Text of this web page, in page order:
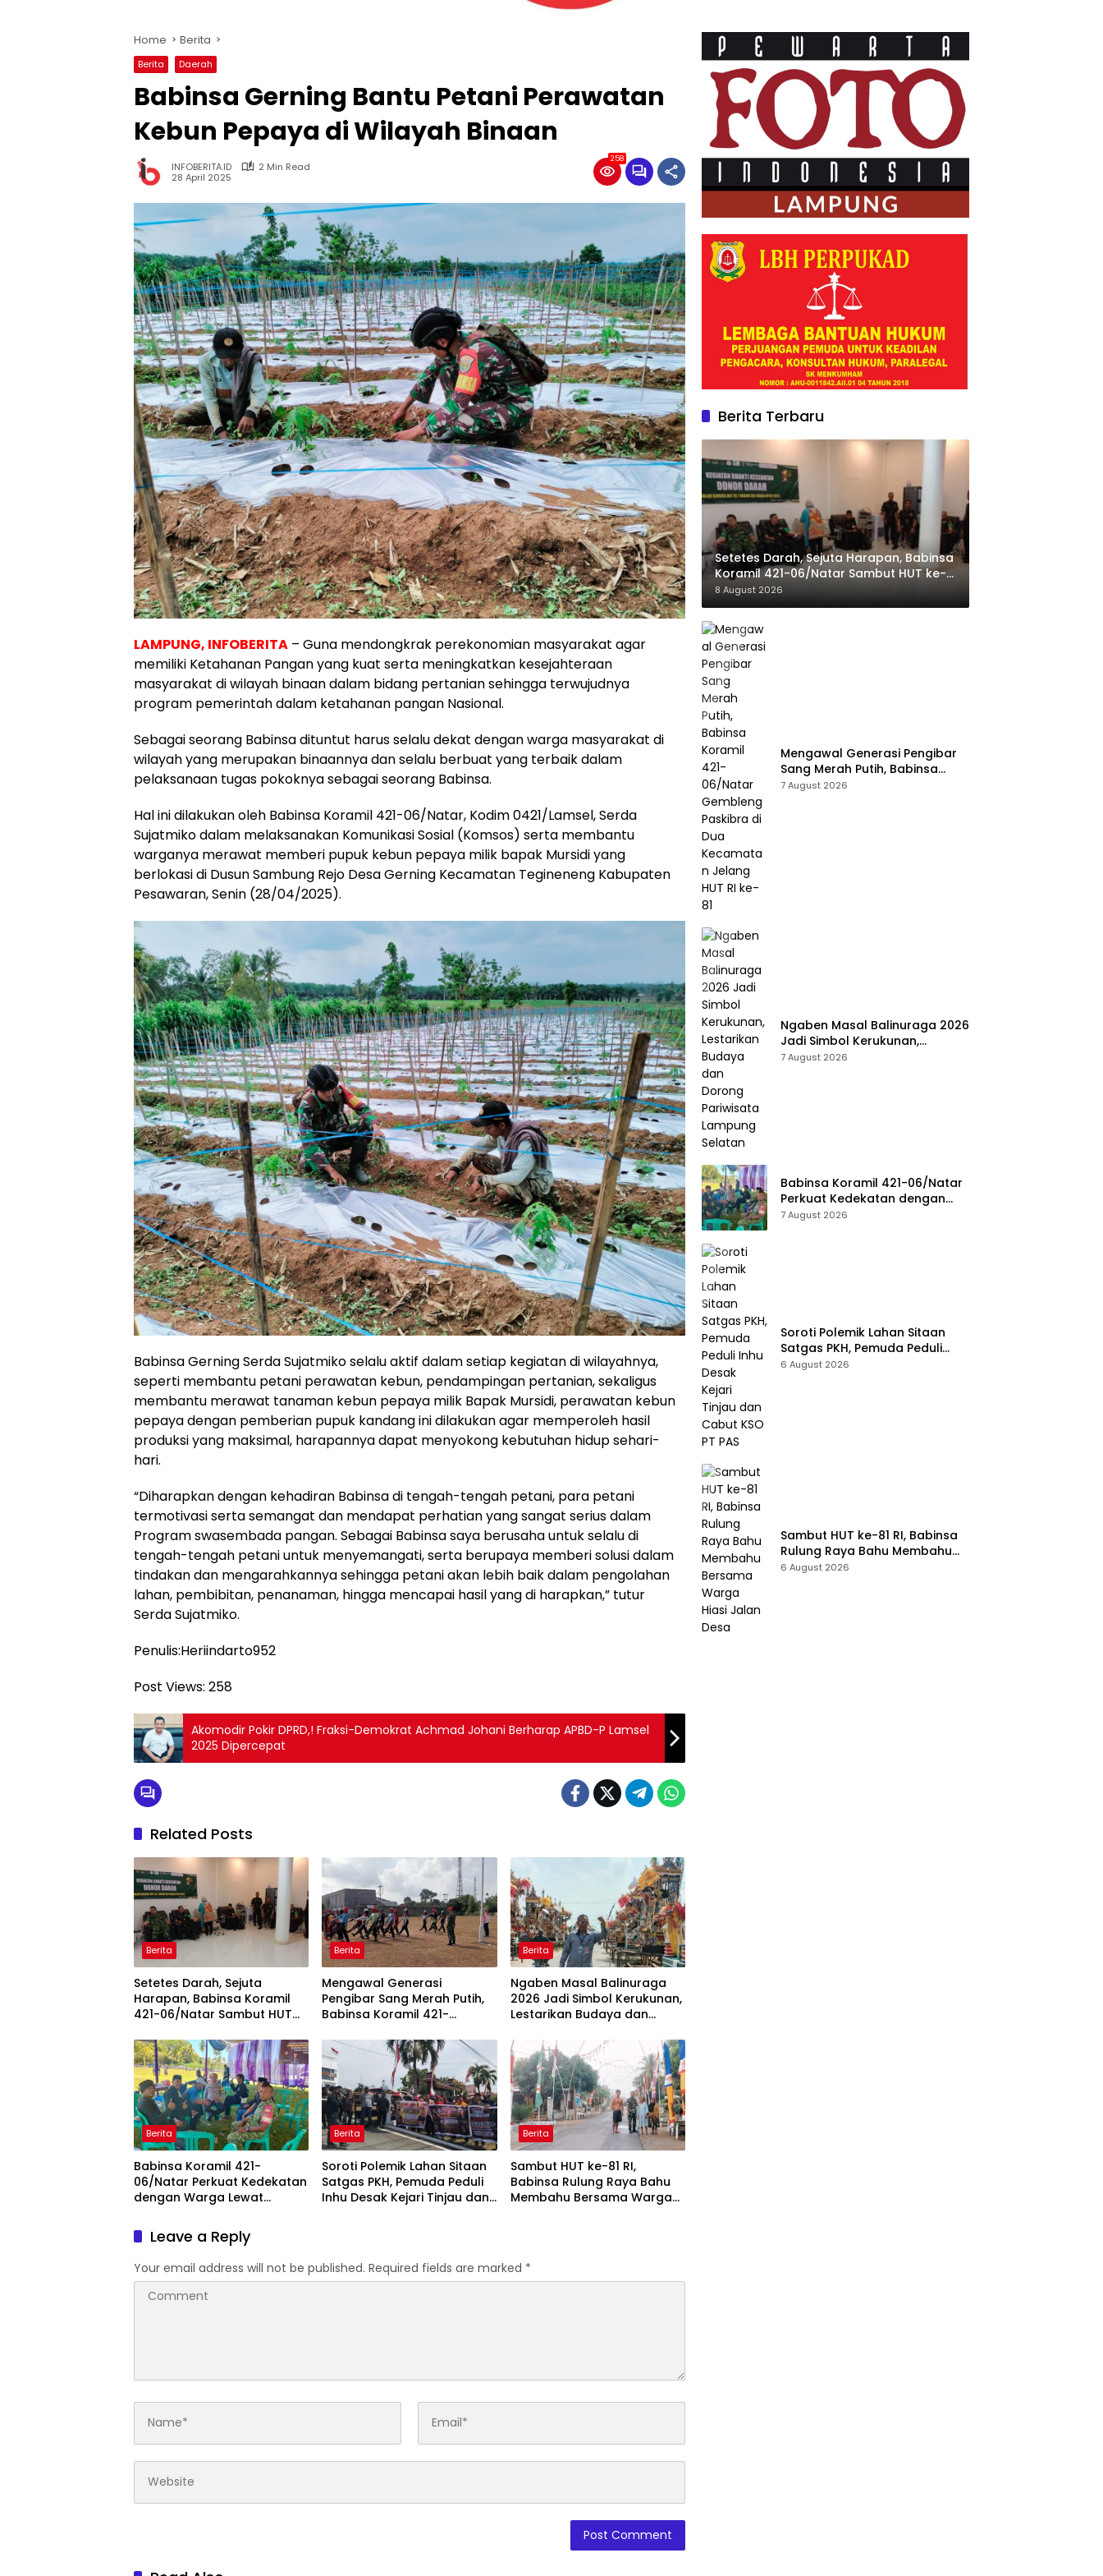
Home Berita
Berita Daerah
Babinsa Gerning Bantu Petani Perawatan
Kebun Pepaya di Wilayah Binaan
INFOBERITA.ID
2 Min Read
28 April 2025
258
LAMPUNG, INFOBERITA – Guna mendongkrak perekonomian masyarakat agar
memiliki Ketahanan Pangan yang kuat serta meningkatkan kesejahteraan
masyarakat di wilayah binaan dalam bidang pertanian sehingga terwujudnya
program pemerintah dalam ketahanan pangan Nasional.
Sebagai seorang Babinsa dituntut harus selalu dekat dengan warga masyarakat di
wilayah yang merupakan binaannya dan selalu berbuat yang terbaik dalam
pelaksanaan tugas pokoknya sebagai seorang Babinsa.
Hal ini dilakukan oleh Babinsa Koramil 421-06/Natar, Kodim 0421/Lamsel, Serda
Sujatmiko dalam melaksanakan Komunikasi Sosial (Komsos) serta membantu
warganya merawat memberi pupuk kebun pepaya milik bapak Mursidi yang
berlokasi di Dusun Sambung Rejo Desa Gerning Kecamatan Tegineneng Kabupaten
Pesawaran, Senin (28/04/2025).
Babinsa Gerning Serda Sujatmiko selalu aktif dalam setiap kegiatan di wilayahnya,
seperti membantu petani perawatan kebun, pendampingan pertanian, sekaligus
membantu merawat tanaman kebun pepaya milik Bapak Mursidi, perawatan kebun
pepaya dengan pemberian pupuk kandang ini dilakukan agar memperoleh hasil
produksi yang maksimal, harapannya dapat menyokong kebutuhan hidup sehari-
hari.
“Diharapkan dengan kehadiran Babinsa di tengah-tengah petani, para petani
termotivasi serta semangat dan mendapat perhatian yang sangat serius dalam
Program swasembada pangan. Sebagai Babinsa saya berusaha untuk selalu di
tengah-tengah petani untuk menyemangati, serta berupaya memberi solusi dalam
tindakan dan mengarahkannya sehingga petani akan lebih baik dalam pengolahan
lahan, pembibitan, penanaman, hingga mencapai hasil yang di harapkan,” tutur
Serda Sujatmiko.
Penulis:Heriindarto952
Post Views: 258
Akomodir Pokir DPRD,! Fraksi-Demokrat Achmad Johani Berharap APBD-P Lamsel
2025 Dipercepat
Related Posts
Berita
Setetes Darah, Sejuta
Harapan, Babinsa Koramil
421-06/Natar Sambut HUT
Berita
Mengawal Generasi
Pengibar Sang Merah Putih,
Babinsa Koramil 421-
Paskibra di Dua Kecamatan
Jelang HUT RI ke-81
Berita
Ngaben Masal Balinuraga
2026 Jadi Simbol Kerukunan,
Lestarikan Budaya dan
Selatan
Berita
Babinsa Koramil 421-
06/Natar Perkuat Kedekatan
dengan Warga Lewat
Natar dan Tegineneng
Berita
Soroti Polemik Lahan Sitaan
Satgas PKH, Pemuda Peduli
Inhu Desak Kejari Tinjau dan
Berita
Sambut HUT ke-81 RI,
Babinsa Rulung Raya Bahu
Membahu Bersama Warga
Leave a Reply
Your email address will not be published. Required fields are marked *
Berita Terbaru
Setetes Darah, Sejuta Harapan, Babinsa
Koramil 421-06/Natar Sambut HUT ke-1
Kodam XXI/Radin Inten
8 August 2026
Mengawal Generasi Pengibar
Sang Merah Putih, Babinsa
Koramil 421-06/Natar
7 August 2026
Ngaben Masal Balinuraga 2026
Jadi Simbol Kerukunan,
Lestarikan Budaya dan Dorong
7 August 2026
Babinsa Koramil 421-06/Natar
Perkuat Kedekatan dengan
Warga Lewat Komsos, Bangun
7 August 2026
Soroti Polemik Lahan Sitaan
Satgas PKH, Pemuda Peduli
Inhu Desak Kejari Tinjau dan
6 August 2026
Sambut HUT ke-81 RI, Babinsa
Rulung Raya Bahu Membahu
Bersama Warga Hiasi Jalan
6 August 2026